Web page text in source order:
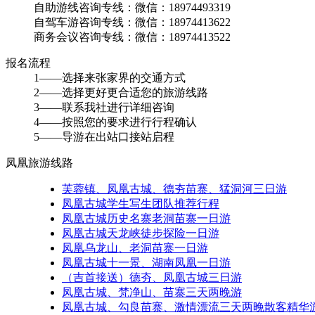
自助游线咨询专线：微信：18974493319
自驾车游咨询专线：微信：18974413622
商务会议咨询专线：微信：18974413522
报名流程
1——选择来张家界的交通方式
2——选择更好更合适您的旅游线路
3——联系我社进行详细咨询
4——按照您的要求进行行程确认
5——导游在出站口接站启程
凤凰旅游线路
芙蓉镇、凤凰古城、德夯苗寨、猛洞河三日游
凤凰古城学生写生团队推荐行程
凤凰古城历史名寨老洞苗寨一日游
凤凰古城天龙峡徒步探险一日游
凤凰乌龙山、老洞苗寨一日游
凤凰古城十一景、湖南凤凰一日游
（吉首接送）德夯、凤凰古城三日游
凤凰古城、梵净山、苗寨三天两晚游
凤凰古城、勾良苗寨、激情漂流三天两晚散客精